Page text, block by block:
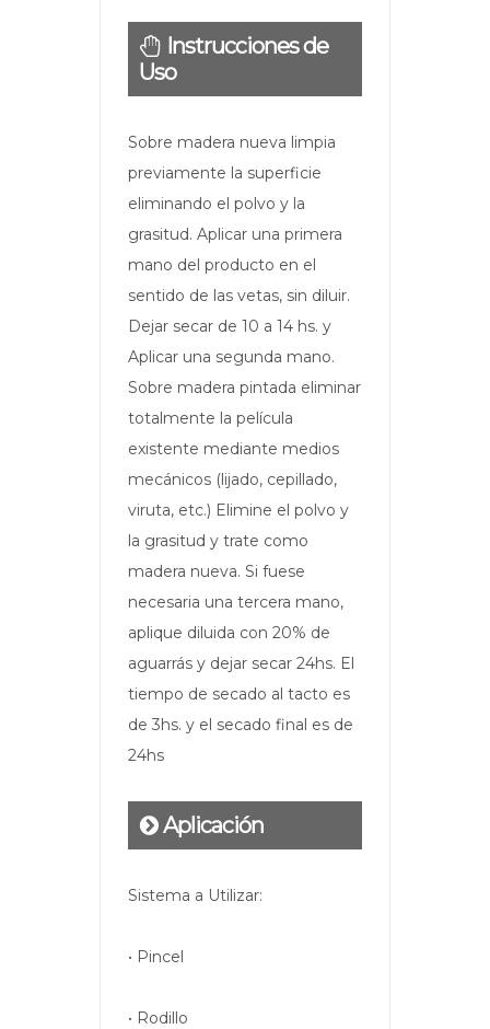
Instrucciones de
Uso
Sobre madera nueva limpia
previamente la superficie
eliminando el polvo y la
grasitud. Aplicar una primera
mano del producto en el
sentido de las vetas, sin diluir.
Dejar secar de 10 a 14 hs. y
Aplicar una segunda mano.
Sobre madera pintada eliminar
totalmente la película
existente mediante medios
mecánicos (lijado, cepillado,
viruta, etc.) Elimine el polvo y
la grasitud y trate como
madera nueva. Si fuese
necesaria una tercera mano,
aplique diluida con 20% de
aguarrás y dejar secar 24hs. El
tiempo de secado al tacto es
de 3hs. y el secado final es de
24hs
Aplicación
Sistema a Utilizar:
• Pincel
• Rodillo